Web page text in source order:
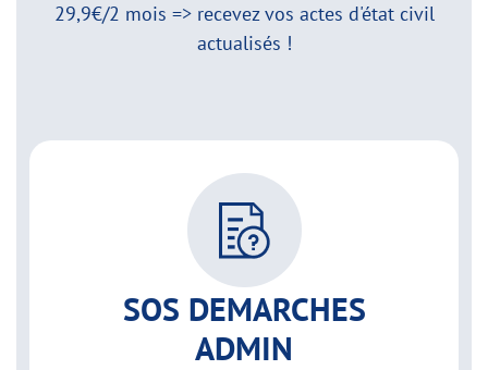
29,9€/2 mois => recevez vos actes d'état civil
actualisés !
SOS DEMARCHES
ADMIN